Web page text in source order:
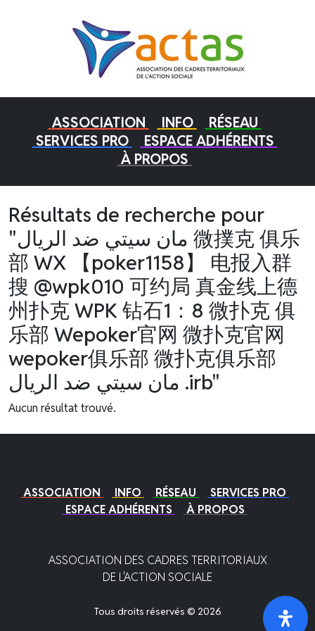
ASSOCIATION INFO
RÉSEAU
SERVICES PRO
ESPACE ADHÉRENTS
À PROPOS
Résultats de recherche pour
"مان سيتي ضد الريال 微撲克 俱乐
部 WX 【poker1158】 电报入群
搜 @wpk010 可约局 真金线上德
州扑克 WPK 钻石1：8 微扑克 俱
乐部 Wepoker官网 微扑克官网
wepoker俱乐部 微扑克俱乐部
مان سيتي ضد الريال .irb"
Aucun résultat trouvé.
ASSOCIATION INFO RÉSEAU
SERVICES PRO
ESPACE ADHÉRENTS
À PROPOS
ASSOCIATION DES CADRES TERRITORIAUX
DE L'ACTION SOCIALE
Tous droits réservés © 2026